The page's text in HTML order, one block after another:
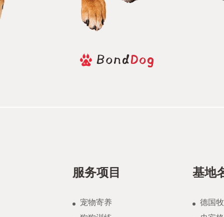
服务项目
宠物寄养
基地
德国